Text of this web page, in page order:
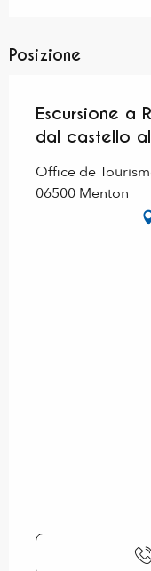
Posizione
Escursione a
dal castello
Office de
06500 Menton